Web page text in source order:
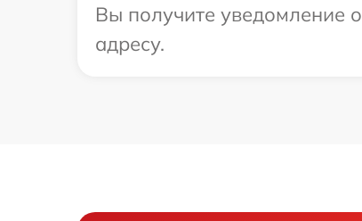
Вы получите уведомление
адресу.